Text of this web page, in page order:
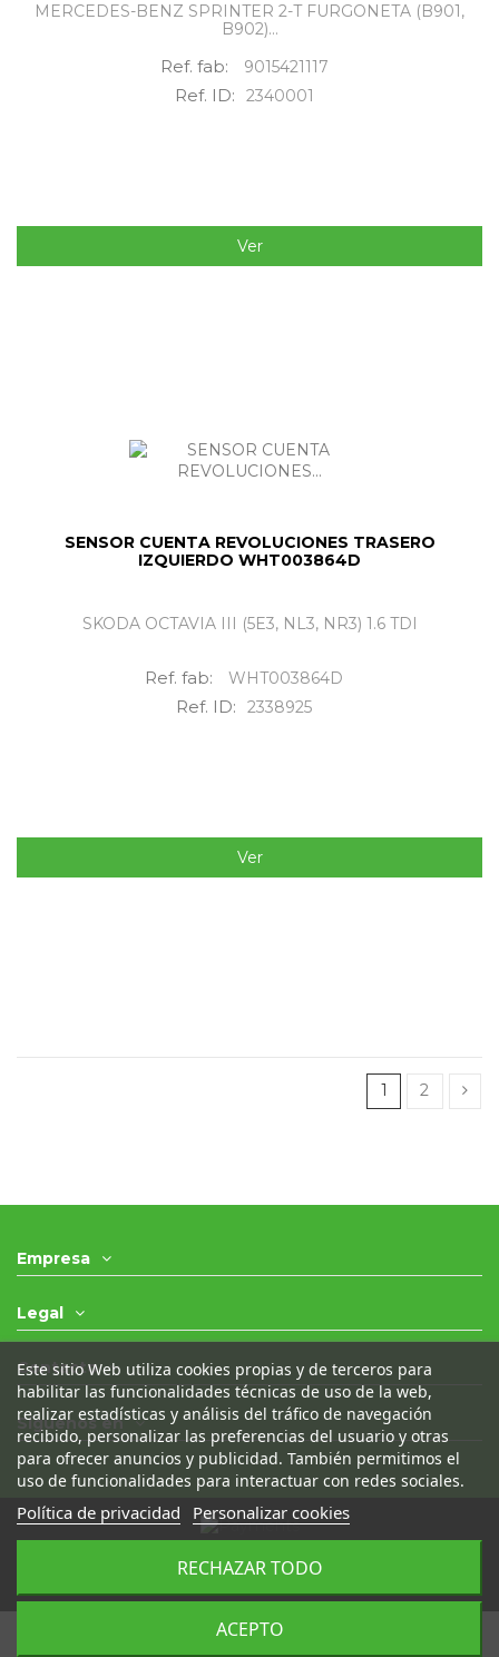
MERCEDES-BENZ SPRINTER 2-T FURGONETA (B901,
B902)...
Ref. fab: 9015421117
Ref. ID: 2340001
Ver
SENSOR CUENTA REVOLUCIONES TRASERO
IZQUIERDO WHT003864D
SKODA OCTAVIA III (5E3, NL3, NR3) 1.6 TDI
Ref. fab: WHT003864D
Ref. ID: 2338925
Ver
1 2
Empresa
Legal
Contacto
Este sitio Web utiliza cookies propias y de terceros para
habilitar las funcionalidades técnicas de uso de la web,
realizar estadísticas y análisis del tráfico de navegación
recibido, personalizar las preferencias del usuario y otras
para ofrecer anuncios y publicidad. También permitimos el
uso de funcionalidades para interactuar con redes sociales.
Política de privacidad Personalizar cookies
RECHAZAR TODO
ACEPTO
Síguenos en
© 2021 - Desguaces Olivares- Todos los derechos